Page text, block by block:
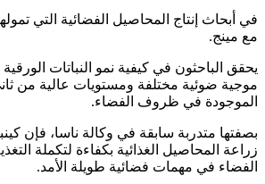
في أبحاث إنتاج المحاصيل الفضائية التي
مع مينج.
يحقق الباحثون في كيفية نمو النباتات
موجية ضوئية مختلفة ومستويات عالية من
الموجودة في ظروف الفضاء.
بصفتها متدربة سابقة في وكالة ناسا، فإن
زراعة المحاصيل الغذائية بكفاءة لتكملة
الفضاء في مهمات فضائية طويلة الأمد.